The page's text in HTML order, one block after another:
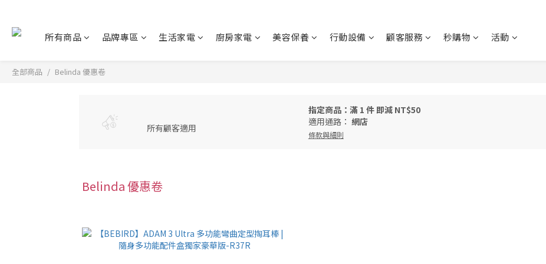
所有商品 品牌專區 生活家電 廚房家電 美容保養 行動設備 顧客服務 秒購物 活動
全部商品 Belinda 優惠卷
所有顧客適用
指定商品：滿 1 件 即減 NT$50
適用通路： 網店
條款與細則
Belinda 優惠卷